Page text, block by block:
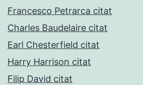
Francesco Petrarca citat
Charles Baudelaire citat
Earl Chesterfield citat
Harry Harrison citat
Filip David citat